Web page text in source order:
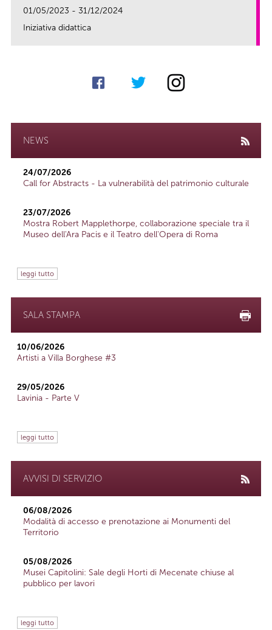
01/05/2023 - 31/12/2024
Iniziativa didattica
NEWS
24/07/2026
Call for Abstracts - La vulnerabilità del patrimonio culturale
23/07/2026
Mostra Robert Mapplethorpe, collaborazione speciale tra il
Museo dell'Ara Pacis e il Teatro dell'Opera di Roma
leggi tutto
SALA STAMPA
10/06/2026
Artisti a Villa Borghese #3
29/05/2026
Lavinia - Parte V
leggi tutto
AVVISI DI SERVIZIO
06/08/2026
Modalità di accesso e prenotazione ai Monumenti del
Territorio
05/08/2026
Musei Capitolini: Sale degli Horti di Mecenate chiuse al
pubblico per lavori
leggi tutto